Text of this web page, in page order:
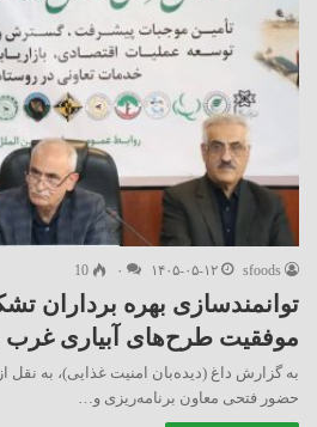
sfoods ۱۴۰۵-۰۵-۱۲ ۰ 10
توانمندسازی بهره برداران
موفقیت طرح‌های آبیاری
به گزارش داغ (دیده‌بان امنیت غذایی)، به نقل
حضور فتحی معاون برنامه‌ریزی و…